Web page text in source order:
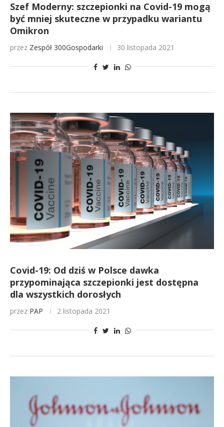
Szef Moderny: szczepionki na Covid-19 mogą
być mniej skuteczne w przypadku wariantu
Omikron
przez Zespół 300Gospodarki 30 listopada 2021
Covid-19: Od dziś w Polsce dawka
przypominająca szczepionki jest dostępna
dla wszystkich dorosłych
przez PAP 2 listopada 2021